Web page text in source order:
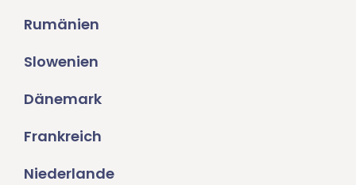
Rumänien
Slowenien
Dänemark
Frankreich
Niederlande